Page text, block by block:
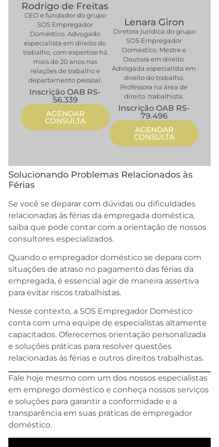
Rodrigo de Freitas
CEO e fundador do grupo
SOS Empregador
Doméstico. Advogado
especialista em direito do
trabalho, com expertise há
mais de 20 anos nas
relações de trabalho e
departamento pessoal.
Inscrição OAB RS-
56.339
AGENDAR
CONSULTA
Lenara Giron
Diretora jurídica do grupo
SOS Empregador
Doméstico. Mestre e
Doutora em direito.
Advogada especialista em
direito do trabalho.
Professora na área de
direito trabalhista.
Inscrição OAB RS-
79.496
AGENDAR
CONSULTA
Solucionando Problemas Relacionados às
Férias
Se você se deparar com dúvidas ou dificuldades
relacionadas às férias da empregada doméstica,
saiba que pode contar com a orientação de nossos
consultores especializados.
Quando o empregador doméstico se depara com
situações de atraso no pagamento das férias da
empregada, é essencial agir de maneira assertiva
para evitar riscos trabalhistas.
Nesse contexto, a SOS Empregador Doméstico
conta com uma equipe de especialistas altamente
capacitados. Oferecemos orientação personalizada
e soluções práticas para resolver questões
relacionadas às férias e outros direitos trabalhistas.
Fale hoje mesmo com um dos nossos especialistas
em emprego doméstico e conheça nossos serviços
e soluções para garantir a conformidade e a
transparência em suas práticas de empregador
doméstico.